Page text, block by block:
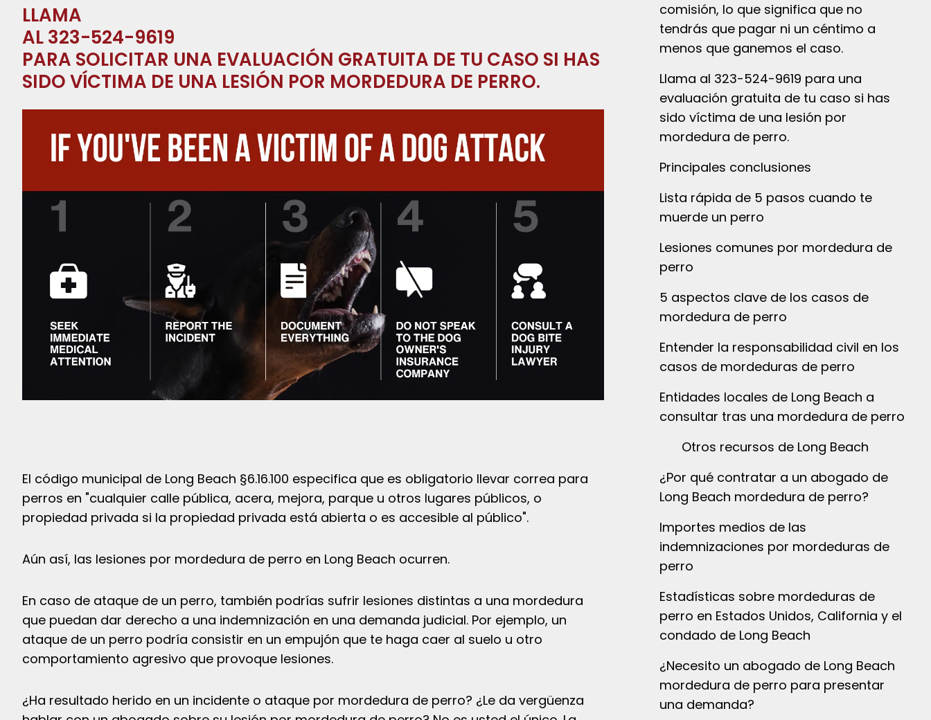
LLAMA
AL 323-524-9619
PARA SOLICITAR UNA EVALUACIÓN GRATUITA DE TU CASO SI HAS
SIDO VÍCTIMA DE UNA LESIÓN POR MORDEDURA DE PERRO.
El código municipal de Long Beach §6.16.100 especifica que es obligatorio llevar correa para
perros en "cualquier calle pública, acera, mejora, parque u otros lugares públicos, o
propiedad privada si la propiedad privada está abierta o es accesible al público".
Aún así, las lesiones por mordedura de perro en Long Beach ocurren.
En caso de ataque de un perro, también podrías sufrir lesiones distintas a una mordedura
que puedan dar derecho a una indemnización en una demanda judicial. Por ejemplo, un
ataque de un perro podría consistir en un empujón que te haga caer al suelo u otro
comportamiento agresivo que provoque lesiones.
¿Ha resultado herido en un incidente o ataque por mordedura de perro? ¿Le da vergüenza
comisión, lo que significa que no
tendrás que pagar ni un céntimo a
menos que ganemos el caso.
Llama al 323-524-9619 para una
evaluación gratuita de tu caso si has
sido víctima de una lesión por
mordedura de perro.
Principales conclusiones
Lista rápida de 5 pasos cuando te
muerde un perro
Lesiones comunes por mordedura de
perro
5 aspectos clave de los casos de
mordedura de perro
Entender la responsabilidad civil en los
casos de mordeduras de perro
Entidades locales de Long Beach a
consultar tras una mordedura de perro
Otros recursos de Long Beach
¿Por qué contratar a un abogado de
Long Beach mordedura de perro?
Importes medios de las
indemnizaciones por mordeduras de
perro
Estadísticas sobre mordeduras de
perro en Estados Unidos, California y el
condado de Long Beach
¿Necesito un abogado de Long Beach
mordedura de perro para presentar
una demanda?